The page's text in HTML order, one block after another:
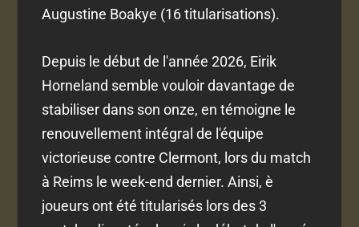
Augustine Boakye (16 titularisations).
Depuis le début de l'année 2026, Eirik
Horneland semble vouloir davantage de
stabiliser dans son onze, en témoigne le
renouvellement intégral de l'équipe
victorieuse contre Clermont, lors du match
à Reims le week-end dernier. Ainsi, è
joueurs ont été titularisés lors des 3